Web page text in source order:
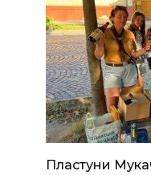
Пластуни